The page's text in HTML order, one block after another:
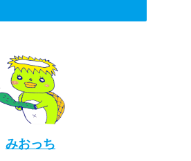
みおっち